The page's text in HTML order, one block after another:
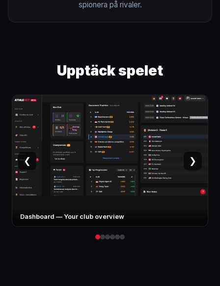
spionera på rivaler.
Upptäck spelet
❮
Athlete card — Stats, specialty, potential
❯